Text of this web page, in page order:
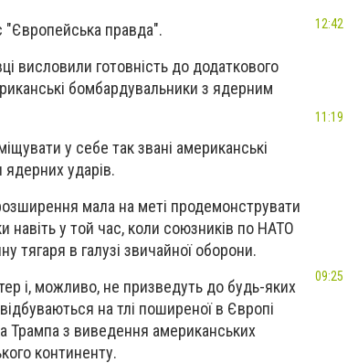
"Європейська правда".
висловили готовність до додаткового
бомбардувальники з ядерним
у себе так звані американські
ядерних ударів.
мала на меті продемонструвати
навіть у той час, коли союзників по НАТО
тягаря в галузі звичайної оборони.
і, можливо, не призведуть до будь-яких
на тлі поширеної в Європі
Трампа з виведення американських
континенту.
12:42
11:19
09:25